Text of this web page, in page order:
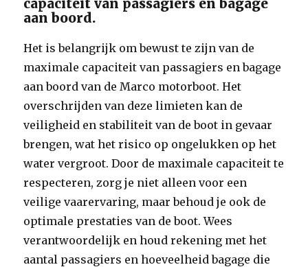
capaciteit van passagiers en bagage
aan boord.
Het is belangrijk om bewust te zijn van de
maximale capaciteit van passagiers en bagage
aan boord van de Marco motorboot. Het
overschrijden van deze limieten kan de
veiligheid en stabiliteit van de boot in gevaar
brengen, wat het risico op ongelukken op het
water vergroot. Door de maximale capaciteit te
respecteren, zorg je niet alleen voor een
veilige vaarervaring, maar behoud je ook de
optimale prestaties van de boot. Wees
verantwoordelijk en houd rekening met het
aantal passagiers en hoeveelheid bagage die